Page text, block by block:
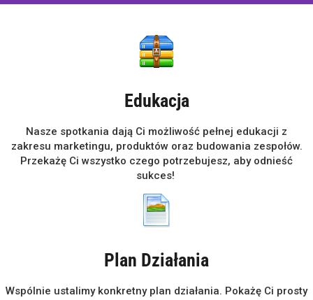
Edukacja
Nasze spotkania dają Ci możliwość pełnej edukacji z
zakresu marketingu, produktów oraz budowania zespołów.
Przekażę Ci wszystko czego potrzebujesz, aby odnieść
sukces!
Plan Działania
Wspólnie ustalimy konkretny plan działania. Pokażę Ci prosty